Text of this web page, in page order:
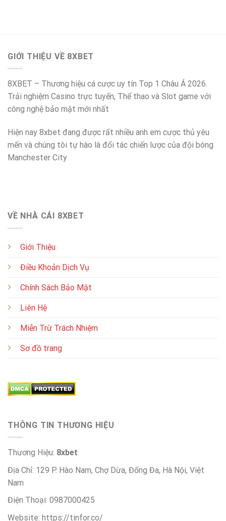
Lệ
Cược
Decimal
Và
GIỚI THIỆU VỀ 8XBET
8XBET – Thương hiệu cá cược uy tín Top 1 Châu Á 2026.
Trải nghiệm Casino trực tuyến, Thể thao và Slot game với
công nghệ bảo mật mới nhất
Hiện nay 8xbet đang được rất nhiều anh em cược thủ yêu
mến và chúng tôi tự hào là đổi tác chiến lược của đội bóng
Manchester City
VỀ NHÀ CÁI 8XBET
Giới Thiệu
Điều Khoản Dịch Vụ
Chính Sách Bảo Mật
Liên Hệ
Miễn Trừ Trách Nhiệm
Sơ đồ trang
THÔNG TIN THƯƠNG HIỆU
Thương Hiệu: 8xbet
Địa Chỉ: 129 P. Hào Nam, Chợ Dừa, Đống Đa, Hà Nội, Việt
Nam
Điện Thoại: 0987000425
Website: https://tinfor.co/